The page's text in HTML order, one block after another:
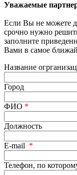
Уважаемые
Если Вы не можете
срочно нужно
заполните
Вами в самое
Название
Город
ФИО *
Должность
E-mail *
Телефон, по